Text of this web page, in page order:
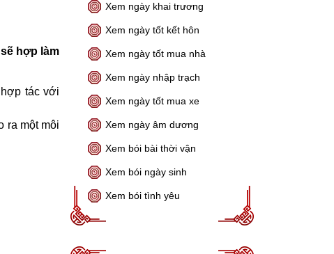
hợp làm
tác với
ra một môi
Xem ngày khai trương
Xem ngày tốt kết hôn
Xem ngày tốt mua nhà
Xem ngày nhập trạch
Xem ngày tốt mua xe
Xem ngày âm dương
Xem bói bài thời vận
Xem bói ngày sinh
Xem bói tình yêu